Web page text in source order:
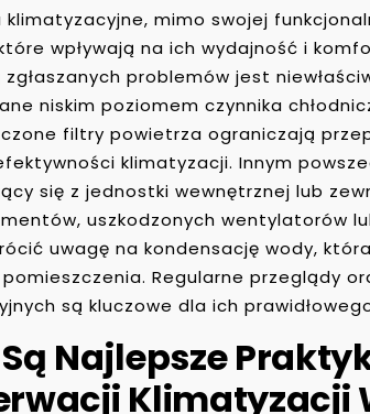
klimatyzacyjne, mimo swojej
wpływają na ich wydajność i
problemów jest
niskim poziomem czynnika
filtry powietrza ograniczają
klimatyzacji. Innym
się z jednostki wewnętrznej lub
uszkodzonych wentylatorów
uwagę na kondensację wody,
Regularne przeglądy
są kluczowe dla ich
Najlepsze
Klimatyzacji